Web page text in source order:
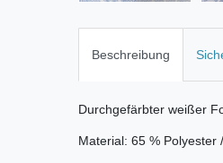
Beschreibung
Durchgefärbter weißer
Material: 65 % Polyester